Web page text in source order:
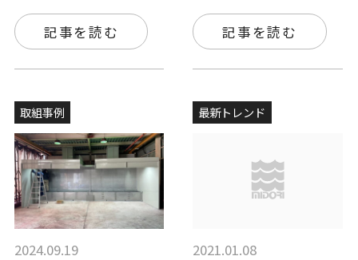
記事を読む 記事を読む
取組事例
2024.09.19
最新トレンド
2021.01.08